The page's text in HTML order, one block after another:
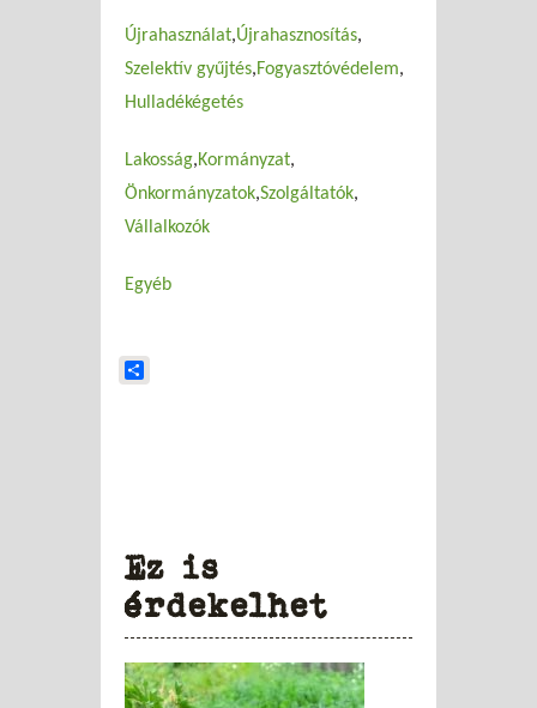
Újrahasználat Újrahasznosítás
Szelektív gyűjtés Fogyasztóvédelem
Hulladékégetés
Lakosság Kormányzat
Önkormányzatok Szolgáltatók
Vállalkozók
Egyéb
Ez is
érdekelhet